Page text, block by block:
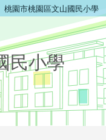
桃園市桃園區文山國民小學
民小學